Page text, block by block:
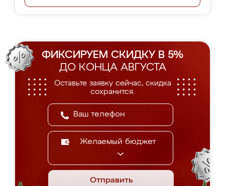
ФИКСИРУЕМ СКИДКУ В 5%
ДО КОНЦА АВГУСТА
Оставьте заявку сейчас, скидка
сохранится.
Желаемый бюджет
Отправить